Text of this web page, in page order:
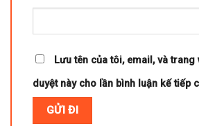
Lưu tên của tôi, email, và
duyệt này cho lần bình luận kế tiếp